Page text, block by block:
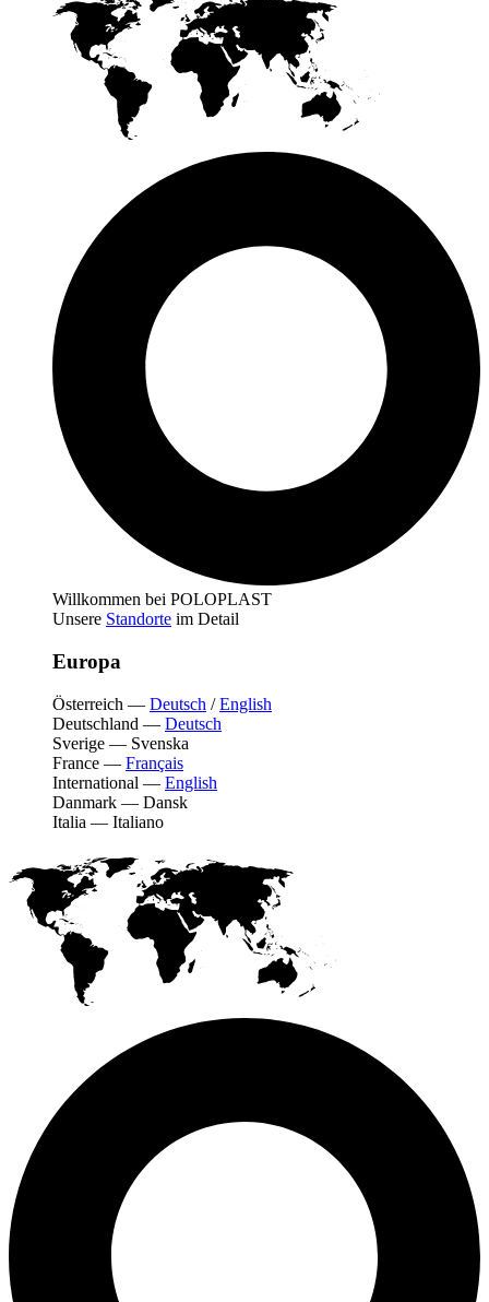
Willkommen bei POLOPLAST
Unsere Standorte im Detail
Europa
Österreich — Deutsch /English
Deutschland — Deutsch
Sverige — Svenska
France — Français
International — English
Danmark — Dansk
Italia — Italiano